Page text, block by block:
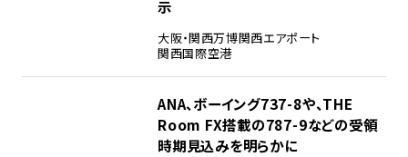
示
大阪・関西万博関西エアポート
関西国際空港
ANA、ボーイング737-8や、THE
Room FX搭載の787-9などの受領
時期見込みを明らかに